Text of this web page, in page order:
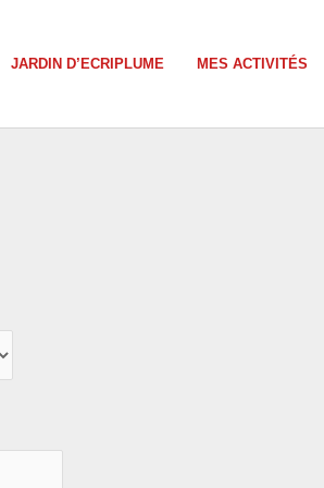
JARDIN D’ECRIPLUME MES ACTIVITÉS